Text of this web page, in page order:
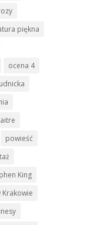
piękna
ocena 4
powieść
King
Krakowie